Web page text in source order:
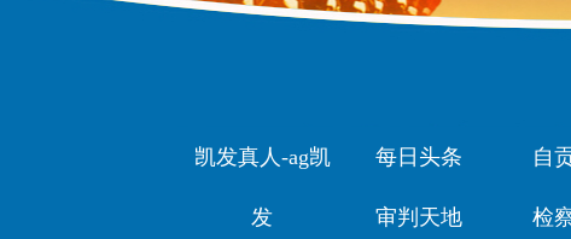
凯发真人-ag凯
发
每日头条 自
审判天地 检